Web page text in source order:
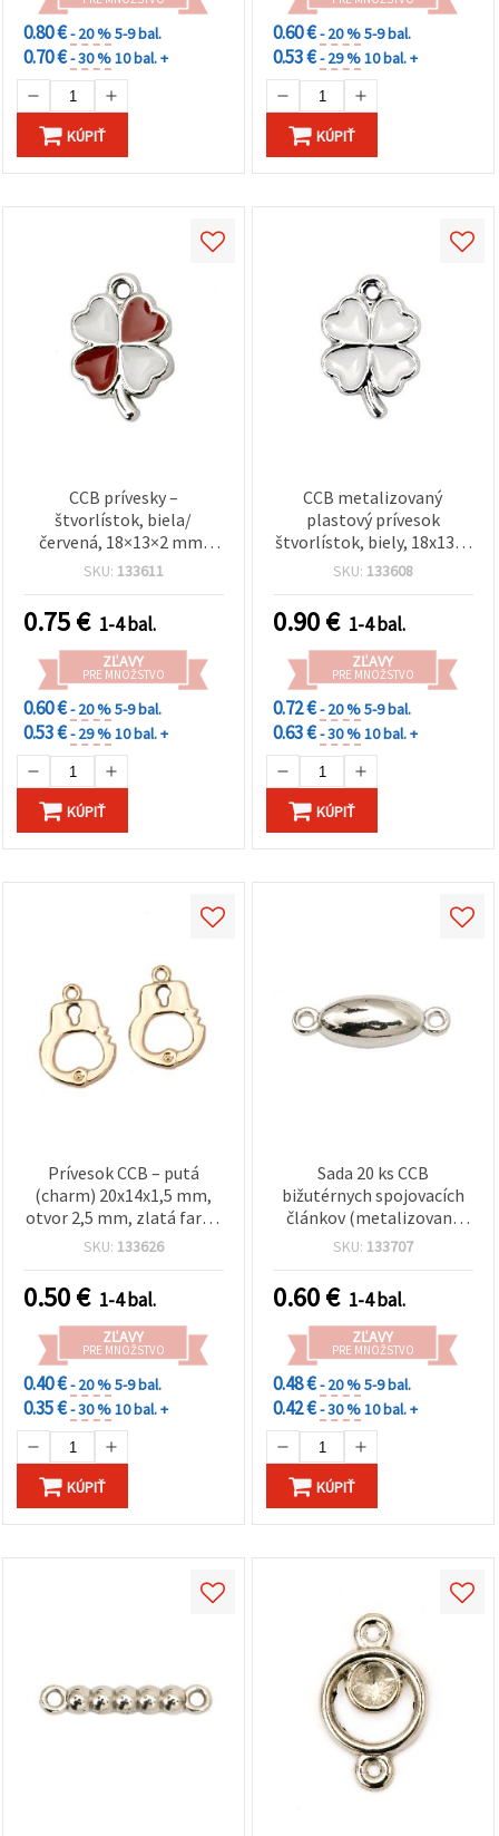
0.80 €- 20 %5-9 bal.
0.70 €- 30 %10 bal. +
KÚPIŤ
0.60 €- 20 %5-9 bal.
0.53 €- 29 %10 bal. +
KÚPIŤ
CCB prívesky –
štvorlístok, biela/
červená, 18×13×2 mm,
otvor 1,5 mm – na výrobu
náhrdelníkov a marteníc,
balenie 5 ks
SKU: 133611
0.75€ 1-4 bal.
ZĽAVY
PRE MNOŽSTVO
0.60 €- 20 %5-9 bal.
0.53 €- 29 %10 bal. +
KÚPIŤ
CCB metalizovaný
plastový prívesok
štvorlístok, biely, 18x13x2
mm, otvor 1,5 mm – 5 ks
SKU: 133608
0.90€ 1-4 bal.
ZĽAVY
PRE MNOŽSTVO
0.72 €- 20 %5-9 bal.
0.63 €- 30 %10 bal. +
KÚPIŤ
Prívesok CCB – putá
(charm) 20x14x1,5 mm,
otvor 2,5 mm, zlatá farba
– 5 ks
SKU: 133626
0.50€ 1-4 bal.
ZĽAVY
PRE MNOŽSTVO
0.40 €- 20 %5-9 bal.
0.35 €- 30 %10 bal. +
KÚPIŤ
Sada 20 ks CCB
bižutérnych spojovacích
článkov (metalizovaný
plast), v striebornom
1,5 mm – na tvorbu
šperkov, náramkov,
náhrdelníkov a kreatívne
projekty
SKU: 133707
0.60€ 1-4 bal.
ZĽAVY
PRE MNOŽSTVO
0.48 €- 20 %5-9 bal.
0.42 €- 30 %10 bal. +
KÚPIŤ